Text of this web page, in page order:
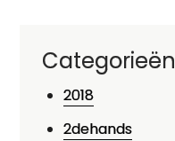
Categorieën
2018
2dehands